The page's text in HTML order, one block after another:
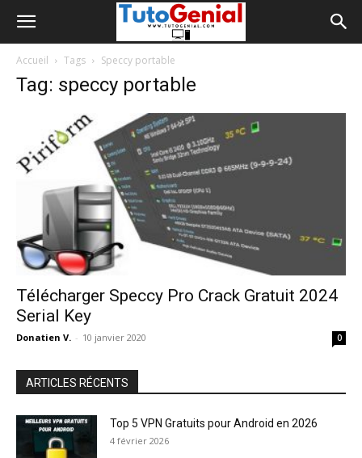
Accueil Tags Speccy portable
Tag: speccy portable
Télécharger Speccy Pro Crack Gratuit 2024
Serial Key
Donatien V. - 10 janvier 2020 0
ARTICLES RÉCENTS
Top 5 VPN Gratuits pour Android en 2026
4 février 2026